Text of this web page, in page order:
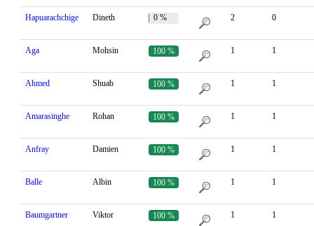
Hapuarachchige Dineth 0 % 2 0
Aga Mohsin 100 % 1 1
Ahmed Shuab 100 % 1 1
Amarasinghe Rohan 100 % 1 1
Anfray Damien 100 % 1 1
Balle Albin 100 % 1 1
Baumgartner Viktor 100 % 1 1